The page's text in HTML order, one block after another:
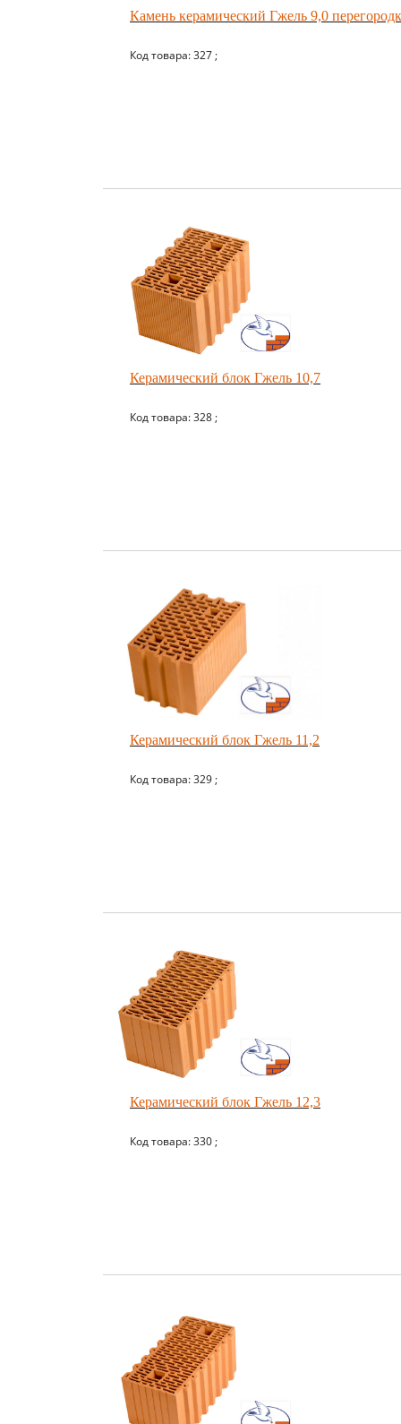
Камень керамический Гжель 9,0
Код товара: 327 ;
Керамический блок Гжель 10,7
Код товара: 328 ;
Керамический блок Гжель 11,2
Код товара: 329 ;
Керамический блок Гжель 12,3
Код товара: 330 ;